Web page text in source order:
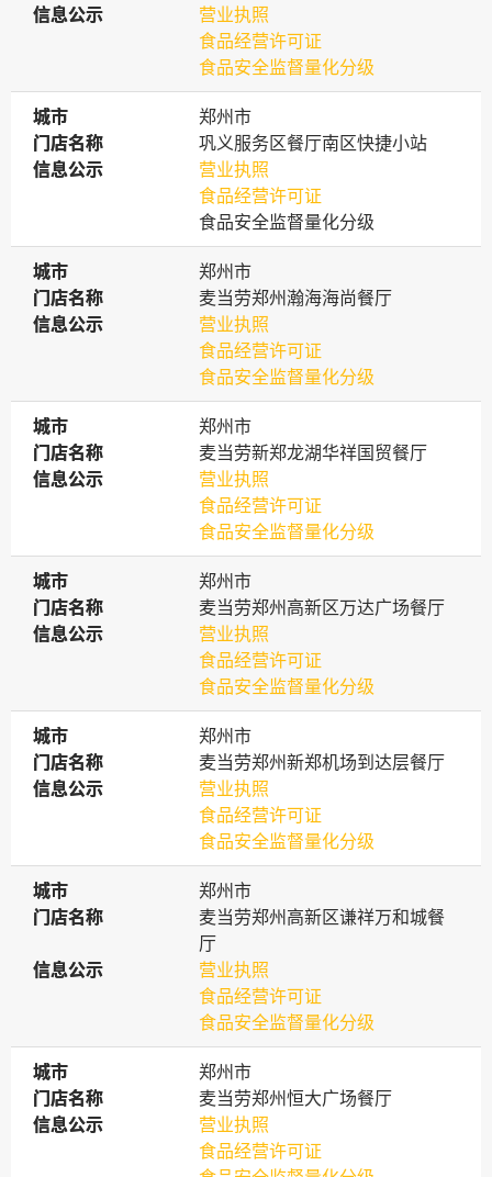
信息公示
信息公示
营业执照
食品经营许可证
食品安全监督量化分级
城市
城市
郑州市
门店名称
门店名称
巩义服务区餐厅南区快捷小站
信息公示
信息公示
营业执照
食品经营许可证
食品安全监督量化分级
城市
城市
郑州市
门店名称
门店名称
麦当劳郑州瀚海海尚餐厅
信息公示
信息公示
营业执照
食品经营许可证
食品安全监督量化分级
城市
城市
郑州市
门店名称
门店名称
麦当劳新郑龙湖华祥国贸餐厅
信息公示
信息公示
营业执照
食品经营许可证
食品安全监督量化分级
城市
城市
郑州市
门店名称
门店名称
麦当劳郑州高新区万达广场餐厅
信息公示
信息公示
营业执照
食品经营许可证
食品安全监督量化分级
城市
城市
郑州市
门店名称
门店名称
麦当劳郑州新郑机场到达层餐厅
信息公示
信息公示
营业执照
食品经营许可证
食品安全监督量化分级
城市
城市
郑州市
门店名称
门店名称
麦当劳郑州高新区谦祥万和城餐
厅
信息公示
信息公示
营业执照
食品经营许可证
食品安全监督量化分级
城市
城市
郑州市
门店名称
门店名称
麦当劳郑州恒大广场餐厅
信息公示
信息公示
营业执照
食品经营许可证